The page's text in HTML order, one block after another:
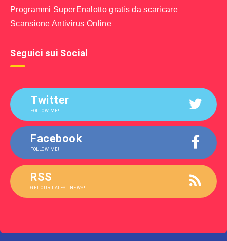
Programmi SuperEnalotto gratis da scaricare
Scansione Antivirus Online
Seguici sui Social
Twitter
FOLLOW ME!
Facebook
FOLLOW ME!
RSS
GET OUR LATEST NEWS!